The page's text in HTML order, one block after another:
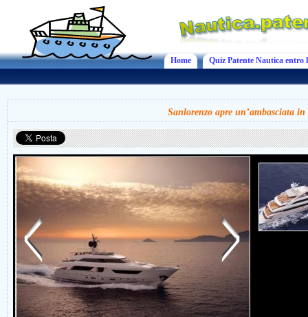
Home Quiz Patente Nautica entro
Sanlorenzo apre un’ambasciata